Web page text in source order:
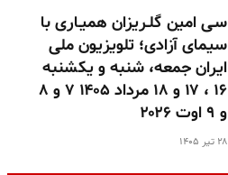
سـی امین گلـریزان همیـاری با
سیمای آزادی؛ تلویزیون ملی
ایران جمعه، شنبه و یکشنبه
۱۶ ، ۱۷ و ۱۸ مرداد ۱۴۰۵ ۷ و ۸
و ۹ اوت ۲۰۲۶
۲۸ تیر ۱۴۰۵